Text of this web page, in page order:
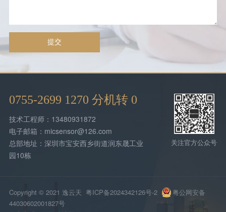
提交
0755-2699 1270 分机转 0
技术工程师：13480931872
电子邮箱：micsensor@126.com
总部地址：深圳市宝安西乡街道润东晟工业
园10栋
关注官方公众号
Copyright © 2021 逸云天 粤ICP备2024342126号-2
粤公网安备
44030602001827号